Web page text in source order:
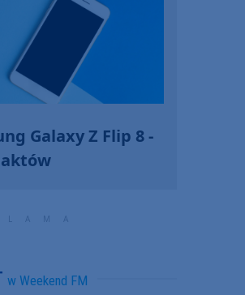
Galaxy Z Flip 8 -
w Weekend FM